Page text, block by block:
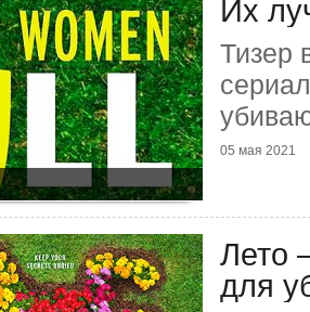
Их
Тизер
05 мая 2021
Лето
для